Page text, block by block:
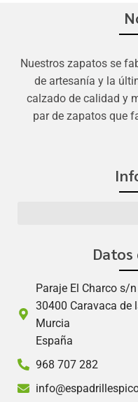
Nuestros zapatos se
de artesanía y la
calzado de calidad y
par de zapatos que
Paraje El Charco s/n
30400 Caravaca de
Murcia
España
968 707 282